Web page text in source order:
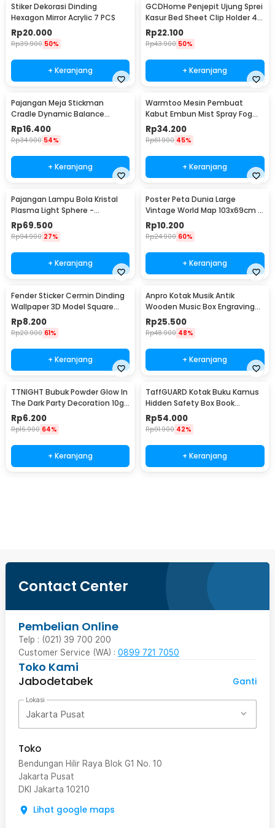
Stiker Dekorasi Dinding
Hexagon Mirror Acrylic 7 PCS
Rp20.000
Rp39.900 50%
+ Keranjang
GCDHome Penjepit Ujung Sprei
Kasur Bed Sheet Clip Holder 4
PCS - FS-1809
Rp22.100
Rp43.900 50%
+ Keranjang
Pajangan Meja Stickman
Cradle Dynamic Balance
Instrument Ball Pendulum
Rp16.400
Rp34.900 54%
+ Keranjang
Warmtoo Mesin Pembuat
Kabut Embun Mist Spray Fog
Maker 12 LED 24V - WT01
Rp34.200
Rp61.900 45%
+ Keranjang
Pajangan Lampu Bola Kristal
Plasma Light Sphere -
ZC211700
Rp69.500
Rp94.900 27%
+ Keranjang
Poster Peta Dunia Large
Vintage World Map 103x69cm -
N401
Rp10.200
Rp24.900 60%
+ Keranjang
Fender Sticker Cermin Dinding
Wallpaper 3D Model Square
Mirror 9 PCS - Q353
Rp8.200
Rp20.900 61%
+ Keranjang
Anpro Kotak Musik Antik
Wooden Music Box Engraving
Harry Potter - ADQ0194
Rp25.500
Rp48.900 48%
+ Keranjang
TTNIGHT Bubuk Powder Glow In
The Dark Party Decoration 10g
- T01
Rp6.200
Rp16.900 64%
+ Keranjang
TaffGUARD Kotak Buku Kamus
Hidden Safety Box Book
Password Lock Size S - KB-10P
Rp54.000
Rp91.900 42%
+ Keranjang
Contact Center
Pembelian Online
Telp : (021) 39 700 200
Customer Service (WA) : 0899 721 7050
Toko Kami
Jabodetabek
Ganti
Lokasi
Jakarta Pusat
Toko
Bendungan Hilir Raya Blok G1 No. 10
Jakarta Pusat
DKI Jakarta 10210
Lihat google maps